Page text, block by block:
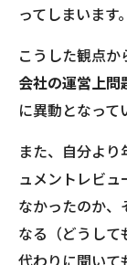
ってしまいます。
こうした観点か
会社の運営上問
に異動となって
また、自分よ
ュメントレビ
なかったのか、
なる（どうして
代わりに聞いて